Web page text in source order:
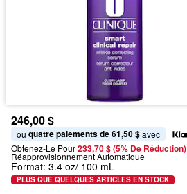
246,00 $
ou quatre paiements de 61,50 $ avec
Obtenez-Le Pour233,70 $ (5% De Réduction)
Réapprovisionnement Automatique
Format: 3.4 oz/ 100 mL
PLUS QUE QUELQUES ARTICLES EN STOCK